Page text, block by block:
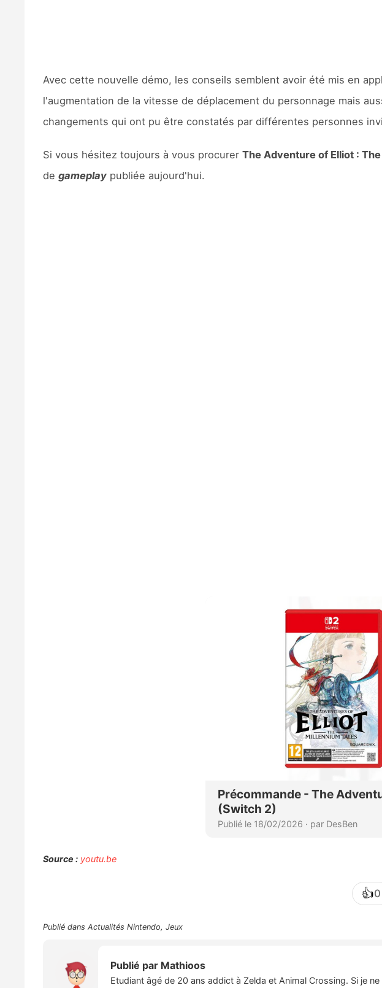
Avec cette nouvelle démo, les conseils semblent avoir été mis en
l'augmentation de la vitesse de déplacement du personnage mais
changements qui ont pu être constatés par différentes personnes
Si vous hésitez toujours à vous procurer The Adventure of Elliot :
de gameplaypubliée aujourd'hui.
Source : youtu.be
👍0
Publié dans Actualités Nintendo, Jeux
Publié par Mathioos
Etudiant âgé de 20 ans addict à Zelda et Animal Crossing. Si je